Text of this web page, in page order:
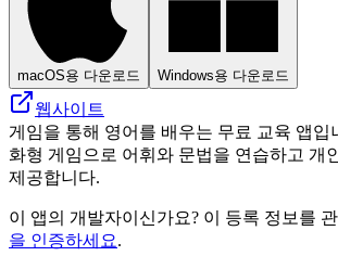
macOS용 다운로드 Windows용 다운로드
웹사이트
게임을 통해 영어를 배우는 무료 교육 앱입
화형 게임으로 어휘와 문법을 연습하고 개
제공합니다.
이 앱의 개발자이신가요? 이 등록 정보를
을 인증하세요.